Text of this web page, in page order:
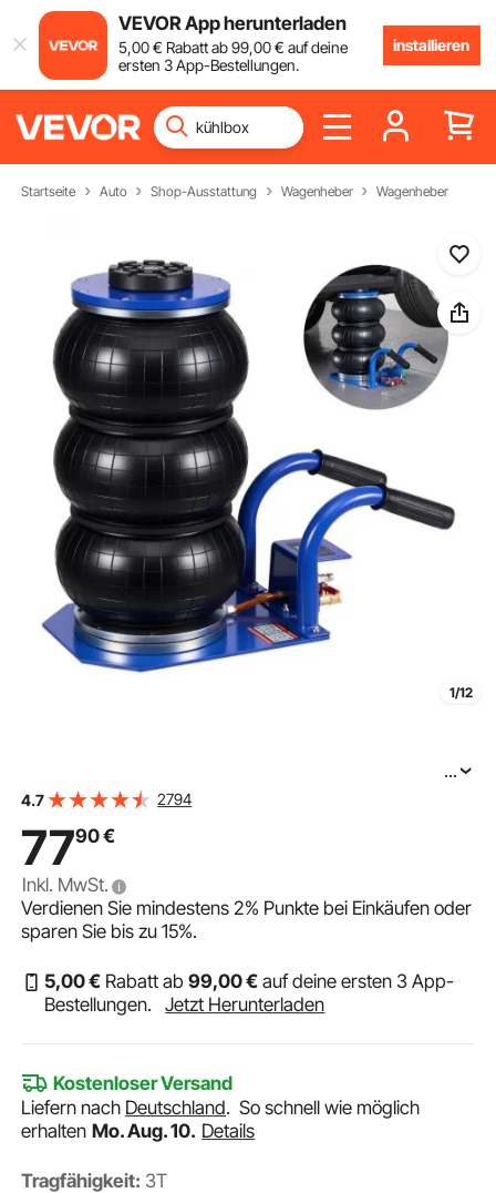
VEVOR App herunterladen
5,00€ Rabatt ab99,00€ auf deine
ersten 3 App-Bestellungen.
installieren
Startseite Auto Shop-Ausstattung Wagenheber Wagenheber
1/12
VEVOR pneumatischer Wagenheber 3 t Pneumatikheber
cm max. Hubhöhe, schnelles Anheben,
...
4.7 2794
7790€
Inkl. MwSt.
Verdienen Sie mindestens2% Punkte bei Einkäufen oder
sparen Sie bis zu15%.
5,00€ Rabatt ab99,00€ auf deine ersten 3 App-
Bestellungen.
Jetzt Herunterladen
Kostenloser Versand
Liefern nach Deutschland.So schnell wie möglich
erhalten Mo. Aug. 10. Details
Tragfähigkeit: 3T